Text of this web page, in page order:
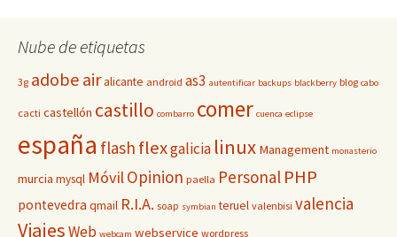
Nube de etiquetas
3g adobe airalicante android as3 autentificar backups blackberry blog cabo
cacti castellón castillo combarro comer cuenca eclipse
españa flash flexgalicia linux Management monasterio
murcia mysql MóvilOpinion paella Personal PHP
pontevedra qmail R.I.A. soap symbian teruel valenbisi valencia
ViajesWeb webcam webservice wordpress